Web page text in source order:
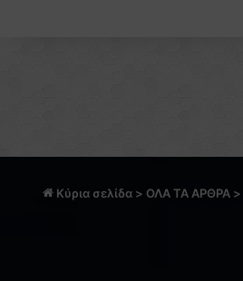
Κύρια σελίδα > ΟΛΑ ΤΑ ΑΡΘΡΑ >